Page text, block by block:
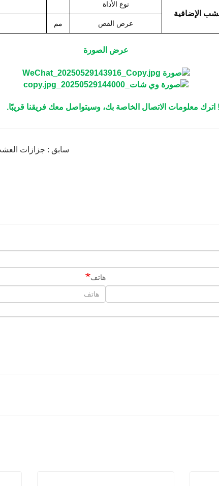
الإضافية
نوع الأداة
عرض القص مم
عرض الصورة
معلومات الاتصال الخاصة بك، وسيتواصل معك فريقنا قريبًا.
سابق : جزازات العشب
هاتف